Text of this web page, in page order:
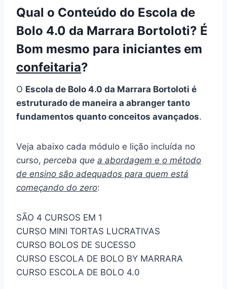
Qual o Conteúdo do Escola de
Bolo 4.0 da Marrara Bortoloti? É
Bom mesmo para iniciantes em
confeitaria?
O Escola de Bolo 4.0 da Marrara Bortoloti é
estruturado de maneira a abranger tanto
fundamentos quanto conceitos avançados.
Veja abaixo cada módulo e lição incluída no
curso, perceba que a abordagem e o método
de ensino são adequados para quem está
começando do zero:
SÃO 4 CURSOS EM 1
CURSO MINI TORTAS LUCRATIVAS
CURSO BOLOS DE SUCESSO
CURSO ESCOLA DE BOLO BY MARRARA
CURSO ESCOLA DE BOLO 4.0